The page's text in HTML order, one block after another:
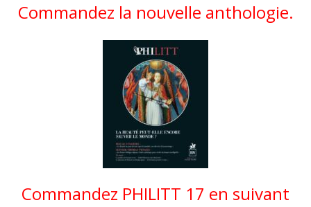
Commandez la nouvelle anthologie.
Commandez PHILITT 17 en suivant